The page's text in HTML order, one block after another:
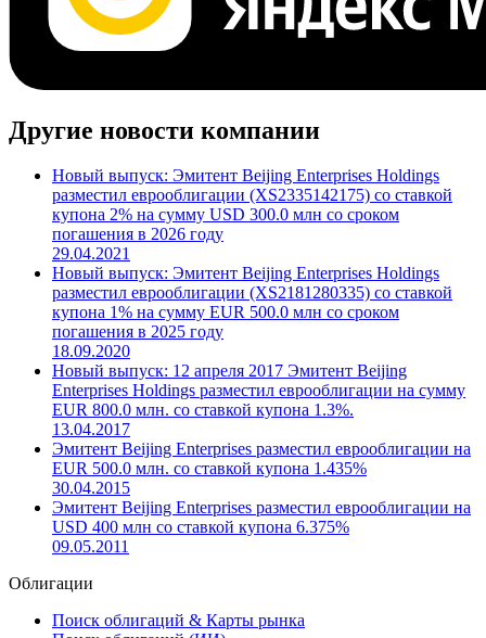
Другие новости компании
Новый выпуск: Эмитент Beijing Enterprises Holdings
разместил еврооблигации (XS2335142175) со ставкой
купона 2% на сумму USD 300.0 млн со сроком
погашения в 2026 году
29.04.2021
Новый выпуск: Эмитент Beijing Enterprises Holdings
разместил еврооблигации (XS2181280335) со ставкой
купона 1% на сумму EUR 500.0 млн со сроком
погашения в 2025 году
18.09.2020
Новый выпуск: 12 апреля 2017 Эмитент Beijing
Enterprises Holdings разместил еврооблигации на сумму
EUR 800.0 млн. со ставкой купона 1.3%.
13.04.2017
Эмитент Beijing Enterprises разместил еврооблигации на
EUR 500.0 млн. со ставкой купона 1.435%
30.04.2015
Эмитент Beijing Enterprises разместил еврооблигации на
USD 400 млн со ставкой купона 6.375%
09.05.2011
Облигации
Поиск облигаций & Карты рынка